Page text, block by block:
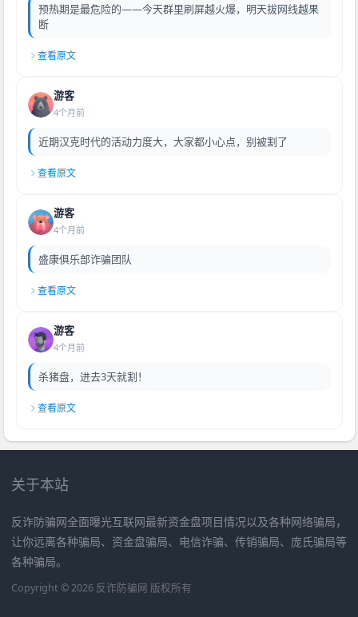
预热期是最危险的——今天群里刷屏越火爆，明天拔网线越果
断
查看原文
游客
4个月前
近期汉克时代的活动力度大，大家都小心点，别被割了
查看原文
游客
4个月前
盛康俱乐部诈骗团队
查看原文
游客
4个月前
杀猪盘，进去3天就割！
查看原文
关于本站
反诈防骗网全面曝光互联网最新资金盘项目情况以及各种网络骗局，
让你远离各种骗局、资金盘骗局、电信诈骗、传销骗局、庞氏骗局等
各种骗局。
Copyright © 2026 反诈防骗网 版权所有